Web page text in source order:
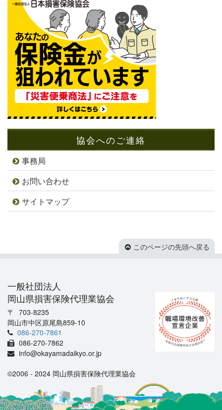
協会へのご連絡
事務局
お問い合わせ
サイトマップ
このページの先頭へ戻る
一般社団法人
岡山県損害保険代理業協会
703-8235
岡山市中区原尾島859-10
086-270-7861
086-270-7862
info@okayamadaikyo.or.jp
©2006 - 2024 岡山県損害保険代理業協会